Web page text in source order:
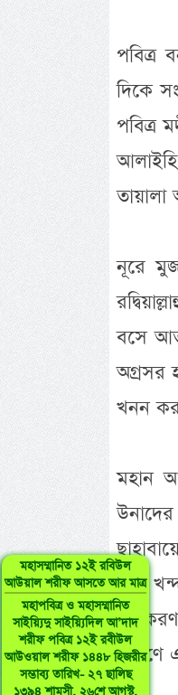
মহাসম্মানিত ১২ই রবিউল
আউয়াল শরীফ আসতে আর মাত্র
মহাপবিত্র ও মহাসম্মানিত
সাইয়্যিদু সাইয়্যিদিল আ’দাদ
শরীফ পবিত্র ১২ই রবীউল
আউওয়াল শরীফ ১৪৪৮ হিজরীর
সম্ভাব্য তারিখ- ২৭ ছালিছ
পবিত্র
দিকে
পবিত্র
নূরে
বসে
অগ্রসর
খনন
মহান
মাস
কারণে